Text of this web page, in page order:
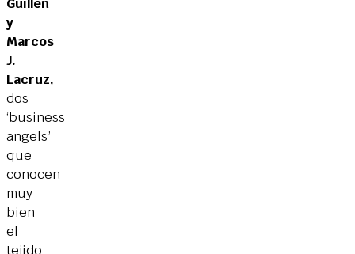
y
Marcos
J.
Lacruz,
dos
‘business
angels’
que
conocen
muy
bien
el
tejido